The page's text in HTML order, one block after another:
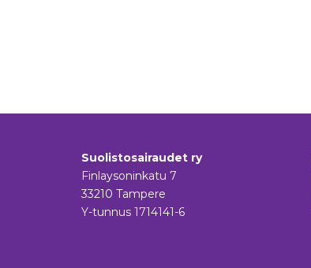
Suolistosairaudet ry
Finlaysoninkatu 7
33210 Tampere
Y-tunnus 1714141-6